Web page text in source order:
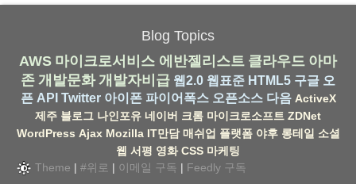
Blog Topics
AWS 마이크로서비스 에반젤리스트 클라우드 아마
존 개발문화 개발자비급 웹2.0 웹표준 HTML5 구글 오
픈 API Twitter 아이폰 파이어폭스 오픈소스 다음 ActiveX
제주 블로그 나인포유 네이버 크롬 마이크로소프트 ZDNet
WordPress Ajax Mozilla IT만담 매쉬업 플랫폼 야후 롱테일 소셜
웹 서평 영화 CSS 마케팅
Theme | #위로 | 이메일 구독 | Feedly 구독